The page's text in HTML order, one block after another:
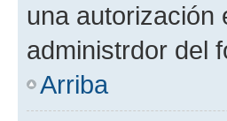
una autorización
administrdor del
Arriba